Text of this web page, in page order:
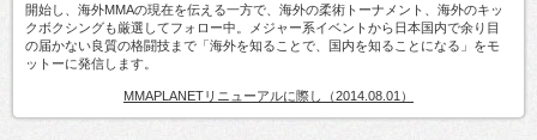
開始し、海外MMAの現在を伝える一方で、海外の柔術トーナメント、海外のキッ
クボクシングも厳選してフォロー中。メジャー系イベントから日本国内で余り目
の届かない良質の格闘技まで「海外を知ることで、国内を知ることになる」をモ
ットーに発信します。
MMAPLANETリニューアルに際し（2014.08.01）